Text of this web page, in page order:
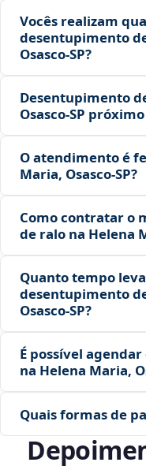
Vocês realizam
desentupimento
Osasco‑SP?
Desentupimento
Osasco‑SP
O atendimento é
Maria, Osasco‑SP?
Como contratar o
de ralo na Helena
Quanto tempo
desentupimento
Osasco‑SP?
É possível
na Helena Maria,
Quais formas de